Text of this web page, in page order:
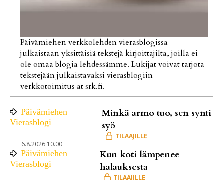
Päivämiehen verkkolehden vierasblogissa
julkaistaan yksittäisiä tekstejä kirjoittajilta, joilla ei
ole omaa blogia lehdessämme. Lukijat voivat tarjota
tekstejään julkaistavaksi vierasblogiin
verkkotoimitus at srk.fi.
Päivämiehen
Vierasblogi
Minkä armo tuo, sen synti
syö
6.8.2026 10.00
Päivämiehen
Vierasblogi
Kun koti lämpenee
halauksesta